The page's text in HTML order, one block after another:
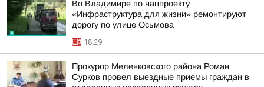
Во Владимире по нацпроекту
«Инфраструктура для жизни» ремонтируют
дорогу по улице Осьмова
18:29
Прокурор Меленковского района Роман
Сурков провел выездные приемы граждан в